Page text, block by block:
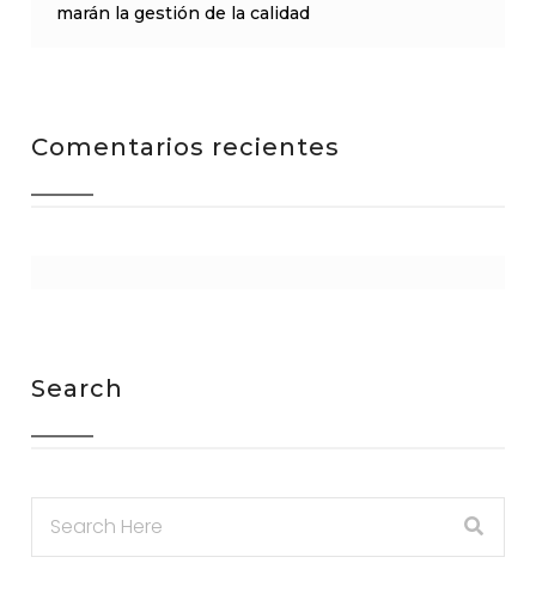
marán la gestión de la calidad
Comentarios recientes
Search